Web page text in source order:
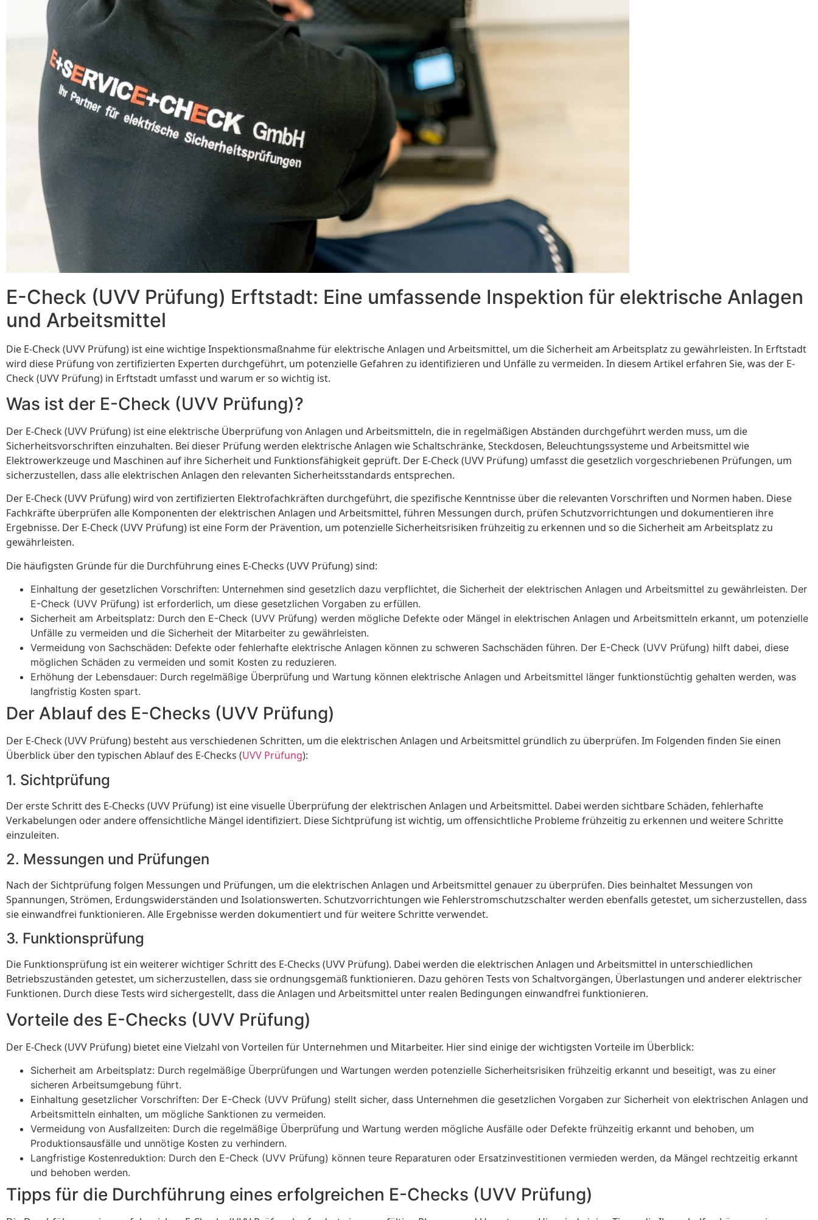
E-Check (UVV Prüfung) Erftstadt: Eine umfassende Inspektion für elektrische Anlagen
und Arbeitsmittel
Die E-Check (UVV Prüfung) ist eine wichtige Inspektionsmaßnahme für elektrische Anlagen und Arbeitsmittel, um die Sicherheit am Arbeitsplatz zu gewährleisten. In Erftstadt
wird diese Prüfung von zertifizierten Experten durchgeführt, um potenzielle Gefahren zu identifizieren und Unfälle zu vermeiden. In diesem Artikel erfahren Sie, was der E-
Check (UVV Prüfung) in Erftstadt umfasst und warum er so wichtig ist.
Was ist der E-Check (UVV Prüfung)?
Der E-Check (UVV Prüfung) ist eine elektrische Überprüfung von Anlagen und Arbeitsmitteln, die in regelmäßigen Abständen durchgeführt werden muss, um die
Sicherheitsvorschriften einzuhalten. Bei dieser Prüfung werden elektrische Anlagen wie Schaltschränke, Steckdosen, Beleuchtungssysteme und Arbeitsmittel wie
Elektrowerkzeuge und Maschinen auf ihre Sicherheit und Funktionsfähigkeit geprüft. Der E-Check (UVV Prüfung) umfasst die gesetzlich vorgeschriebenen Prüfungen, um
sicherzustellen, dass alle elektrischen Anlagen den relevanten Sicherheitsstandards entsprechen.
Der E-Check (UVV Prüfung) wird von zertifizierten Elektrofachkräften durchgeführt, die spezifische Kenntnisse über die relevanten Vorschriften und Normen haben. Diese
Fachkräfte überprüfen alle Komponenten der elektrischen Anlagen und Arbeitsmittel, führen Messungen durch, prüfen Schutzvorrichtungen und dokumentieren ihre
Ergebnisse. Der E-Check (UVV Prüfung) ist eine Form der Prävention, um potenzielle Sicherheitsrisiken frühzeitig zu erkennen und so die Sicherheit am Arbeitsplatz zu
gewährleisten.
Die häufigsten Gründe für die Durchführung eines E-Checks (UVV Prüfung) sind:
Einhaltung der gesetzlichen Vorschriften: Unternehmen sind gesetzlich dazu verpflichtet, die Sicherheit der elektrischen Anlagen und Arbeitsmittel zu gewährleisten. Der
E-Check (UVV Prüfung) ist erforderlich, um diese gesetzlichen Vorgaben zu erfüllen.
Sicherheit am Arbeitsplatz: Durch den E-Check (UVV Prüfung) werden mögliche Defekte oder Mängel in elektrischen Anlagen und Arbeitsmitteln erkannt, um potenzielle
Unfälle zu vermeiden und die Sicherheit der Mitarbeiter zu gewährleisten.
Vermeidung von Sachschäden: Defekte oder fehlerhafte elektrische Anlagen können zu schweren Sachschäden führen. Der E-Check (UVV Prüfung) hilft dabei, diese
möglichen Schäden zu vermeiden und somit Kosten zu reduzieren.
Erhöhung der Lebensdauer: Durch regelmäßige Überprüfung und Wartung können elektrische Anlagen und Arbeitsmittel länger funktionstüchtig gehalten werden, was
langfristig Kosten spart.
Der Ablauf des E-Checks (UVV Prüfung)
Der E-Check (UVV Prüfung) besteht aus verschiedenen Schritten, um die elektrischen Anlagen und Arbeitsmittel gründlich zu überprüfen. Im Folgenden finden Sie einen
Überblick über den typischen Ablauf des E-Checks (UVV Prüfung):
1. Sichtprüfung
Der erste Schritt des E-Checks (UVV Prüfung) ist eine visuelle Überprüfung der elektrischen Anlagen und Arbeitsmittel. Dabei werden sichtbare Schäden, fehlerhafte
Verkabelungen oder andere offensichtliche Mängel identifiziert. Diese Sichtprüfung ist wichtig, um offensichtliche Probleme frühzeitig zu erkennen und weitere Schritte
einzuleiten.
2. Messungen und Prüfungen
Nach der Sichtprüfung folgen Messungen und Prüfungen, um die elektrischen Anlagen und Arbeitsmittel genauer zu überprüfen. Dies beinhaltet Messungen von
Spannungen, Strömen, Erdungswiderständen und Isolationswerten. Schutzvorrichtungen wie Fehlerstromschutzschalter werden ebenfalls getestet, um sicherzustellen, dass
sie einwandfrei funktionieren. Alle Ergebnisse werden dokumentiert und für weitere Schritte verwendet.
3. Funktionsprüfung
Die Funktionsprüfung ist ein weiterer wichtiger Schritt des E-Checks (UVV Prüfung). Dabei werden die elektrischen Anlagen und Arbeitsmittel in unterschiedlichen
Betriebszuständen getestet, um sicherzustellen, dass sie ordnungsgemäß funktionieren. Dazu gehören Tests von Schaltvorgängen, Überlastungen und anderer elektrischer
Funktionen. Durch diese Tests wird sichergestellt, dass die Anlagen und Arbeitsmittel unter realen Bedingungen einwandfrei funktionieren.
Vorteile des E-Checks (UVV Prüfung)
Der E-Check (UVV Prüfung) bietet eine Vielzahl von Vorteilen für Unternehmen und Mitarbeiter. Hier sind einige der wichtigsten Vorteile im Überblick:
Sicherheit am Arbeitsplatz: Durch regelmäßige Überprüfungen und Wartungen werden potenzielle Sicherheitsrisiken frühzeitig erkannt und beseitigt, was zu einer
sicheren Arbeitsumgebung führt.
Einhaltung gesetzlicher Vorschriften: Der E-Check (UVV Prüfung) stellt sicher, dass Unternehmen die gesetzlichen Vorgaben zur Sicherheit von elektrischen Anlagen und
Arbeitsmitteln einhalten, um mögliche Sanktionen zu vermeiden.
Vermeidung von Ausfallzeiten: Durch die regelmäßige Überprüfung und Wartung werden mögliche Ausfälle oder Defekte frühzeitig erkannt und behoben, um
Produktionsausfälle und unnötige Kosten zu verhindern.
Langfristige Kostenreduktion: Durch den E-Check (UVV Prüfung) können teure Reparaturen oder Ersatzinvestitionen vermieden werden, da Mängel rechtzeitig erkannt
und behoben werden.
Tipps für die Durchführung eines erfolgreichen E-Checks (UVV Prüfung)